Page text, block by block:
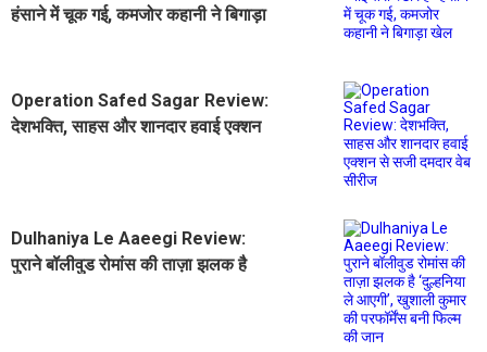
हंसाने में चूक गई, कमजोर कहानी ने बिगाड़ा
Operation Safed Sagar Review:
देशभक्ति, साहस और शानदार हवाई एक्शन
Dulhaniya Le Aaeegi Review:
पुराने बॉलीवुड रोमांस की ताज़ा झलक है